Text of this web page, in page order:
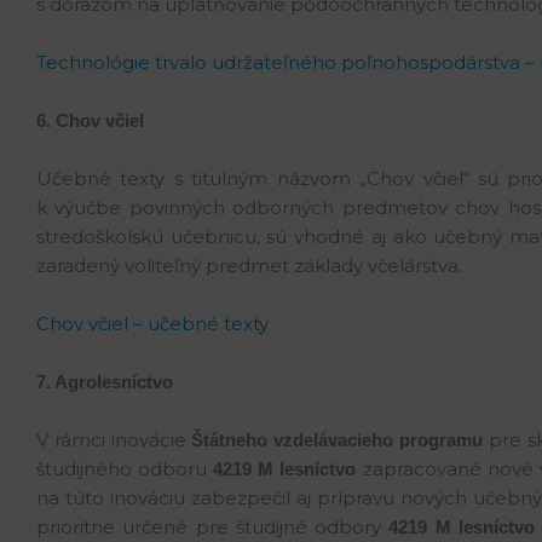
s dôrazom na uplatňovanie pôdoochranných
Technológie trvalo udržateľného poľnohospodárstva
6. Chov včiel
Učebné texty s titulným názvom „Chov včiel“ sú
k výučbe povinných odborných predmetov chov
stredoškolskú učebnicu, sú vhodné aj ako učebný
zaradený voliteľný predmet základy včelárstva.
Chov včiel – učebné texty
7. Agrolesníctvo
V rámci inovácie Štátneho vzdelávacieho programu pre
študijného odboru4219 M lesníctvo zapracované
na túto inováciu zabezpečil aj prípravu nových
prioritne určené pre študijné odbory4219 M lesníctvo